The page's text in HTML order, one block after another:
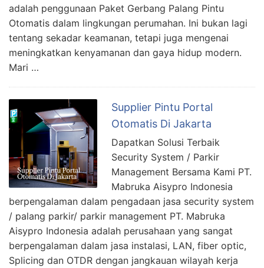
adalah penggunaan Paket Gerbang Palang Pintu
Otomatis dalam lingkungan perumahan. Ini bukan lagi
tentang sekadar keamanan, tetapi juga mengenai
meningkatkan kenyamanan dan gaya hidup modern.
Mari …
Supplier Pintu Portal
Otomatis Di Jakarta
Dapatkan Solusi Terbaik
Security System / Parkir
Management Bersama Kami PT.
Mabruka Aisypro Indonesia
berpengalaman dalam pengadaan jasa security system
/ palang parkir/ parkir management PT. Mabruka
Aisypro Indonesia adalah perusahaan yang sangat
berpengalaman dalam jasa instalasi, LAN, fiber optic,
Splicing dan OTDR dengan jangkauan wilayah kerja